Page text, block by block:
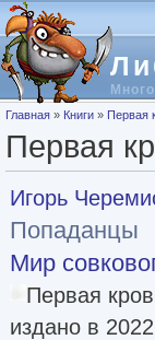
Перейти к основному
Вы здесь
Главная » Книги » Первая
Первая
Игорь
Попаданцы
Мир
Первая
издано в 2022